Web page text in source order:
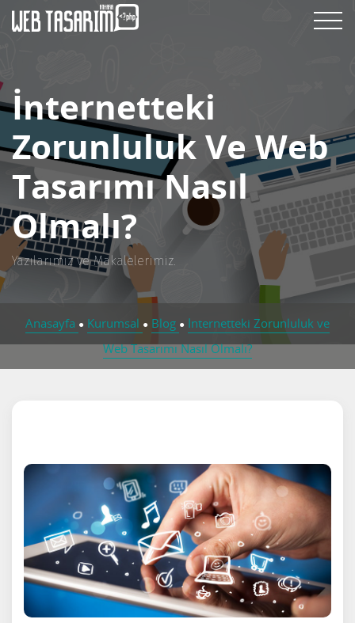
İnternetteki
Zorunluluk Ve Web
Tasarımı Nasıl
Olmalı?
Yazılarımız ve Makalelerimiz.
Anasayfa ● Kurumsal ● Blog ● İnternetteki Zorunluluk ve
Web Tasarımı Nasıl Olmalı?
0 1382